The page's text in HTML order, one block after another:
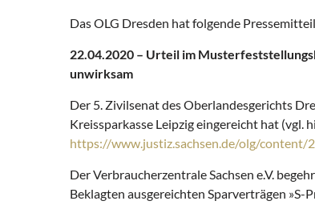
Das OLG Dresden hat folgende
22.04.2020 – Urteil im
unwirksam
Der 5. Zivilsenat des Oberlandesgerichts
Kreissparkasse Leipzig eingereicht hat
https://www.justiz.sachsen.de/olg/content/
Der Verbraucherzentrale Sachsen e.V.
Beklagten ausgereichten Sparverträgen »S-